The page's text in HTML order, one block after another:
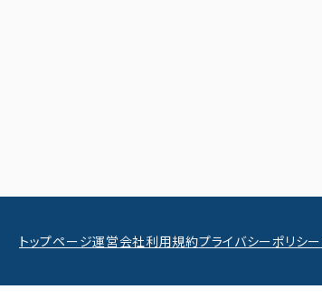
トップページ運営会社利用規約プライバシーポリシー